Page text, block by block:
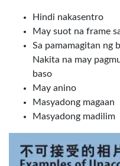
Hindi nakasentro
May suot na frame
Sa pamamagitan ng
Nakita na may
baso
May anino
Masyadong magaan
Masyadong madilim